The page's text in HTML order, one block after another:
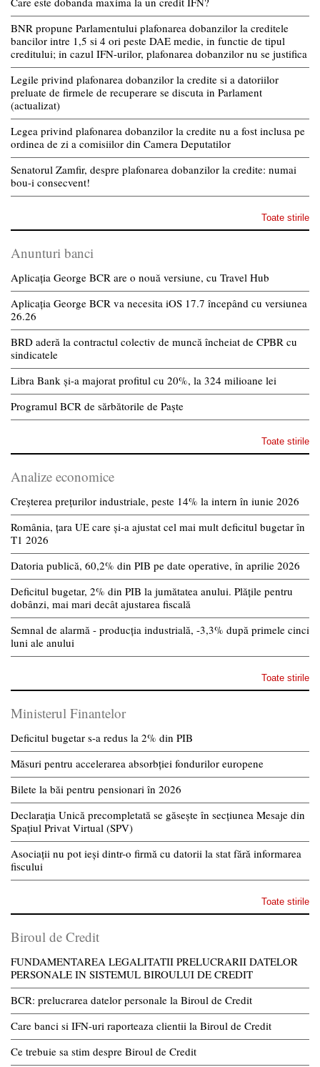
BNR propune Parlamentului plafonarea dobanzilor la creditele
bancilor intre 1,5 si 4 ori peste DAE medie, in functie de tipul
creditului; in cazul IFN-urilor, plafonarea dobanzilor nu se justifica
Legile privind plafonarea dobanzilor la credite si a datoriilor
preluate de firmele de recuperare se discuta in Parlament
(actualizat)
Legea privind plafonarea dobanzilor la credite nu a fost inclusa pe
ordinea de zi a comisiilor din Camera Deputatilor
Senatorul Zamfir, despre plafonarea dobanzilor la credite: numai
bou-i consecvent!
Toate stirile
Anunturi banci
Aplicația George BCR are o nouă versiune, cu Travel Hub
Aplicația George BCR va necesita iOS 17.7 începând cu versiunea
26.26
BRD aderă la contractul colectiv de muncă încheiat de CPBR cu
sindicatele
Libra Bank și-a majorat profitul cu 20%, la 324 milioane lei
Programul BCR de sărbătorile de Paște
Toate stirile
Analize economice
Creșterea prețurilor industriale, peste 14% la intern în iunie 2026
România, țara UE care și-a ajustat cel mai mult deficitul bugetar în
T1 2026
Datoria publică, 60,2% din PIB pe date operative, în aprilie 2026
Deficitul bugetar, 2% din PIB la jumătatea anului. Plățile pentru
dobânzi, mai mari decât ajustarea fiscală
Semnal de alarmă - producția industrială, -3,3% după primele cinci
luni ale anului
Toate stirile
Ministerul Finantelor
Deficitul bugetar s-a redus la 2% din PIB
Măsuri pentru accelerarea absorbției fondurilor europene
Bilete la băi pentru pensionari în 2026
Declarația Unică precompletată se găsește în secțiunea Mesaje din
Spațiul Privat Virtual (SPV)
Asociații nu pot ieși dintr-o firmă cu datorii la stat fără informarea
fiscului
Toate stirile
Biroul de Credit
FUNDAMENTAREA LEGALITATII PRELUCRARII DATELOR
PERSONALE IN SISTEMUL BIROULUI DE CREDIT
BCR: prelucrarea datelor personale la Biroul de Credit
Care banci si IFN-uri raporteaza clientii la Biroul de Credit
Ce trebuie sa stim despre Biroul de Credit